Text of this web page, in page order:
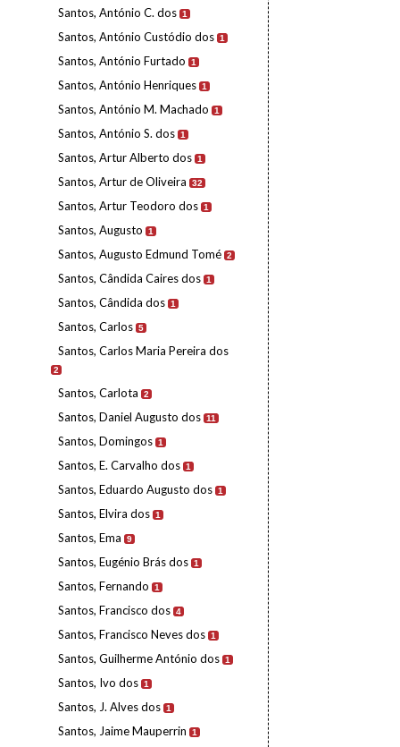
Santos, António C. dos 1
Santos, António Custódio dos 1
Santos, António Furtado 1
Santos, António Henriques 1
Santos, António M. Machado 1
Santos, António S. dos 1
Santos, Artur Alberto dos 1
Santos, Artur de Oliveira 32
Santos, Artur Teodoro dos 1
Santos, Augusto 1
Santos, Augusto Edmund Tomé 2
Santos, Cândida Caires dos 1
Santos, Cândida dos 1
Santos, Carlos 5
Santos, Carlos Maria Pereira dos
2
Santos, Carlota 2
Santos, Daniel Augusto dos 11
Santos, Domingos 1
Santos, E. Carvalho dos 1
Santos, Eduardo Augusto dos 1
Santos, Elvira dos 1
Santos, Ema 9
Santos, Eugénio Brás dos 1
Santos, Fernando 1
Santos, Francisco dos 4
Santos, Francisco Neves dos 1
Santos, Guilherme António dos 1
Santos, Ivo dos 1
Santos, J. Alves dos 1
Santos, Jaime Mauperrin 1